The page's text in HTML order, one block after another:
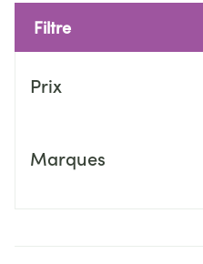
Filtre
Prix
Marques